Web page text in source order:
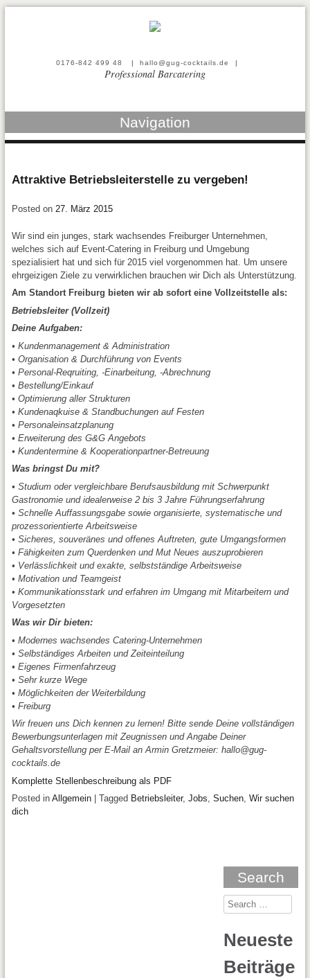
0176-842 499 48 | hallo@gug-cocktails.de |
Professional Barcatering
Navigation
Attraktive Betriebsleiterstelle zu vergeben!
Posted on 27. März 2015
Wir sind ein junges, stark wachsendes Freiburger Unternehmen,
welches sich auf Event-Catering in Freiburg und Umgebung
spezialisiert hat und sich für 2015 viel vorgenommen hat. Um unsere
ehrgeizigen Ziele zu verwirklichen brauchen wir Dich als Unterstützung.
Am Standort Freiburg bieten wir ab sofort eine Vollzeitstelle als:
Betriebsleiter (Vollzeit)
Deine Aufgaben:
• Kundenmanagement & Administration
• Organisation & Durchführung von Events
• Personal-Reqruiting, -Einarbeitung, -Abrechnung
• Bestellung/Einkauf
• Optimierung aller Strukturen
• Kundenaqkuise & Standbuchungen auf Festen
• Personaleinsatzplanung
• Erweiterung des G&G Angebots
• Kundentermine & Kooperationpartner-Betreuung
Was bringst Du mit?
• Studium oder vergleichbare Berufsausbildung mit Schwerpunkt
Gastronomie und idealerweise 2 bis 3 Jahre Führungserfahrung
• Schnelle Auffassungsgabe sowie organisierte, systematische und
prozessorientierte Arbeitsweise
• Sicheres, souveränes und offenes Auftreten, gute Umgangsformen
• Fähigkeiten zum Querdenken und Mut Neues auszuprobieren
• Verlässlichkeit und exakte, selbstständige Arbeitsweise
• Motivation und Teamgeist
• Kommunikationsstark und erfahren im Umgang mit Mitarbeitern und
Vorgesetzten
Was wir Dir bieten:
• Modernes wachsendes Catering-Unternehmen
• Selbständiges Arbeiten und Zeiteinteilung
• Eigenes Firmenfahrzeug
• Sehr kurze Wege
• Möglichkeiten der Weiterbildung
• Freiburg
Wir freuen uns Dich kennen zu lernen! Bitte sende Deine vollständigen
Bewerbungsunterlagen mit Zeugnissen und Angabe Deiner
Gehaltsvorstellung per E-Mail an Armin Gretzmeier: hallo@gug-
cocktails.de
Komplette Stellenbeschreibung als PDF
Posted in Allgemein Tagged Betriebsleiter, Jobs, Suchen, Wir suchen
dich
Search
Neueste
Beiträge